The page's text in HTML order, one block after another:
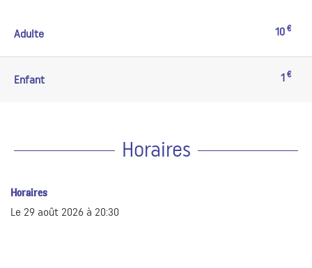
Adulte 10 €
Enfant 1 €
Horaires
Horaires
Le 29 août 2026 à 20:30